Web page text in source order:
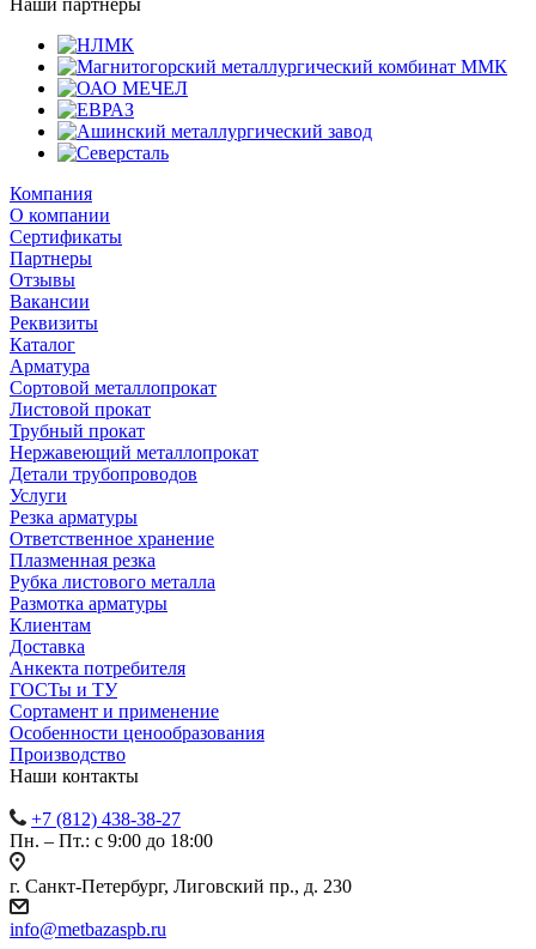
Наши партнеры
Компания
О компании
Сертификаты
Партнеры
Отзывы
Вакансии
Реквизиты
Каталог
Арматура
Сортовой металлопрокат
Листовой прокат
Трубный прокат
Нержавеющий металлопрокат
Детали трубопроводов
Услуги
Резка арматуры
Ответственное хранение
Плазменная резка
Рубка листового металла
Размотка арматуры
Клиентам
Доставка
Анкекта потребителя
ГОСТы и ТУ
Сортамент и применение
Особенности ценообразования
Производство
Наши контакты
+7 (812) 438-38-27
Пн. – Пт.: с 9:00 до 18:00
г. Санкт-Петербург, Лиговский пр., д. 230
info@metbazaspb.ru